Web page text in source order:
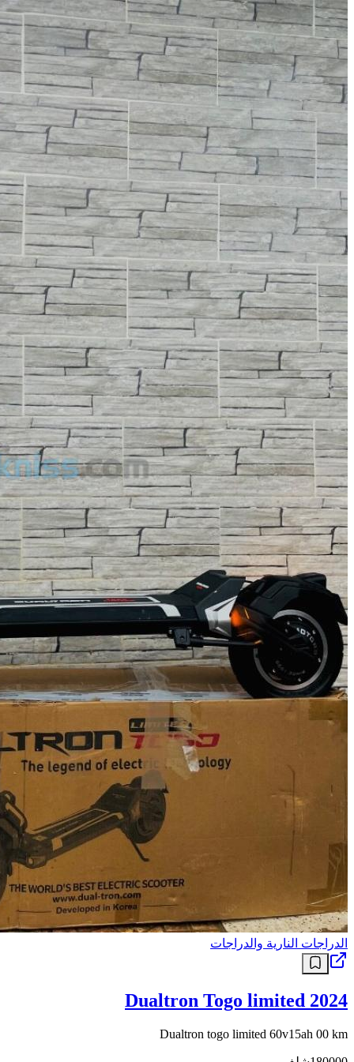
الدراجات النارية والدراجات
Dualtron Togo limited 2024
Dualtron togo limited 60v15ah 00 km